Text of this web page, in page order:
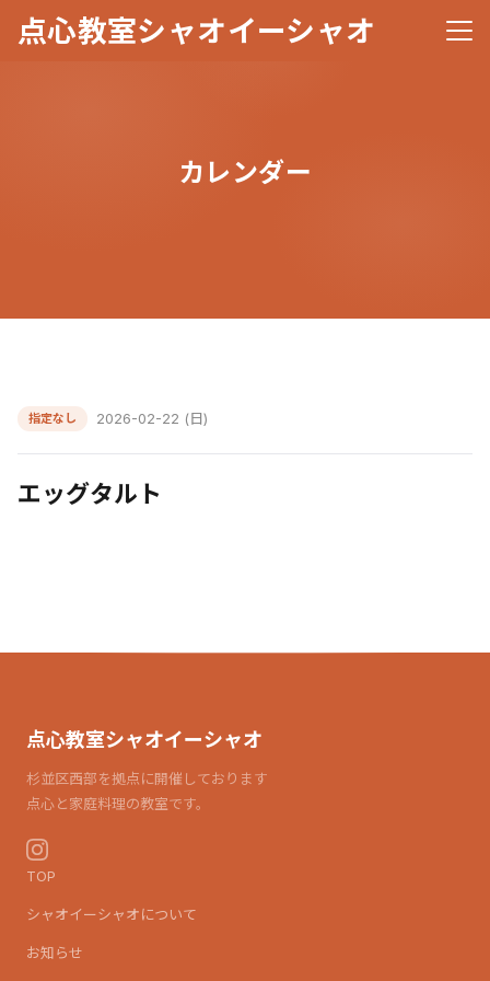
点心教室シャオイーシャオ メニ
カレンダー
指定なし 2026-02-22 (日)
エッグタルト
点心教室シャオイーシャオ
杉並区西部を拠点に開催しております
点心と家庭料理の教室です。
TOP
シャオイーシャオについて
お知らせ